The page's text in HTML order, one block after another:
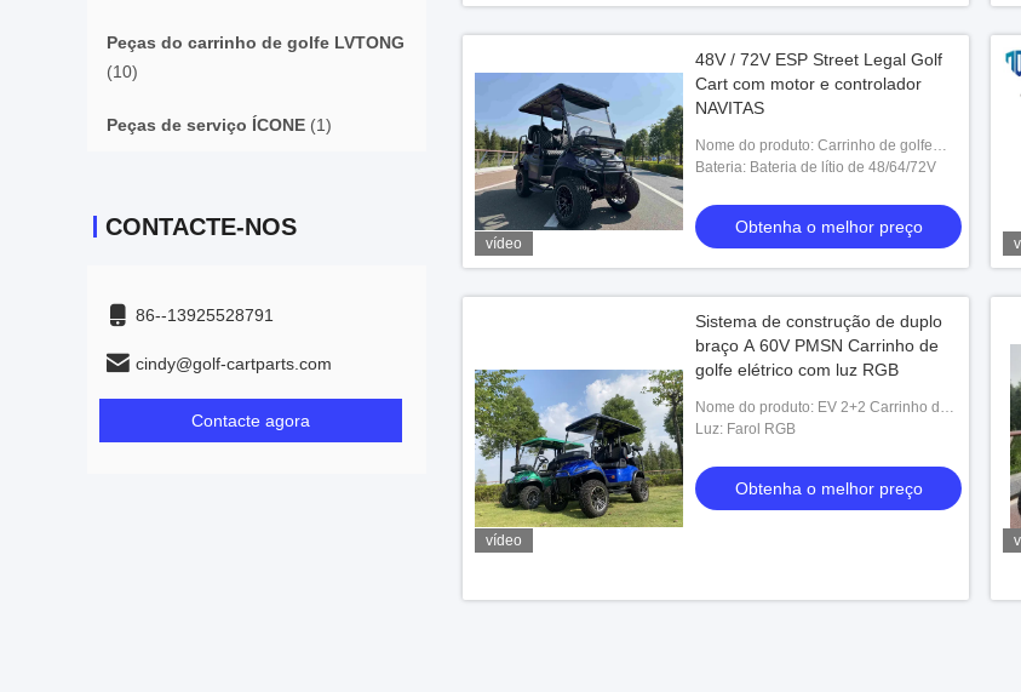
Peças do carrinho de golfe LVTONG
(10)
Peças de serviço ÍCONE (1)
CONTACTE-NOS
86--13925528791
cindy@golf-cartparts.com
Contacte agora
vídeo
48V / 72V ESP Street Legal Golf
Cart com motor e controlador
NAVITAS
Nome do produto: Carrinho de golfe
elétrico
Bateria: Bateria de lítio de 48/64/72V
Obtenha o melhor preço
vídeo
Sistema de construção de duplo
braço A 60V PMSN Carrinho de
golfe elétrico com luz RGB
Nome do produto: EV 2+2 Carrinho de
Golf
Luz: Farol RGB
Obtenha o melhor preço